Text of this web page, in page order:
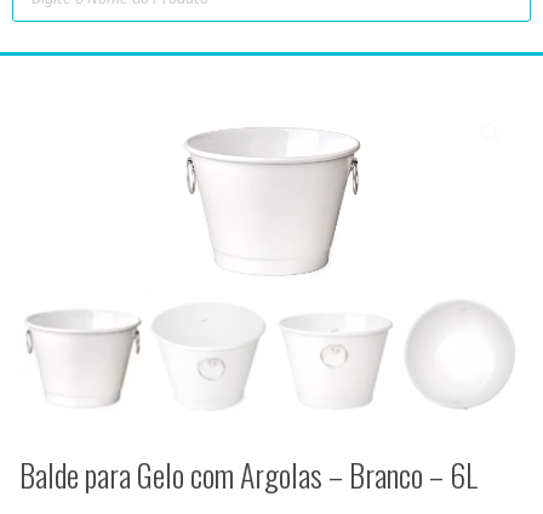
Balde para Gelo com Argolas – Branco – 6L